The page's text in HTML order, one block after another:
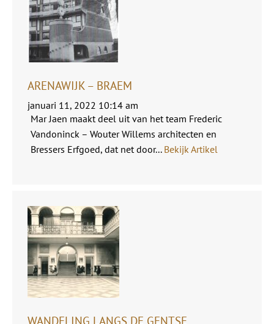
ARENAWIJK – BRAEM
januari 11, 2022 10:14 am
Mar Jaen maakt deel uit van het team Frederic
Vandoninck – Wouter Willems architecten en
Bressers Erfgoed, dat net door... Bekijk Artikel
WANDELING LANGS DE GENTSE